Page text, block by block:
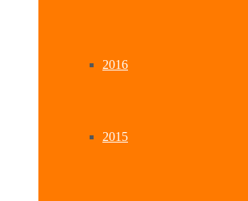
2016
2015